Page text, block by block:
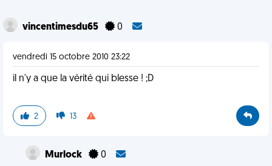
vincentimesdu65 0
vendredi 15 octobre 2010 23:22
il n'y a que la vérité qui blesse ! ;D
2 13
Murlock 0